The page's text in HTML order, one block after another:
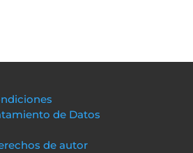
de Datos
de autor